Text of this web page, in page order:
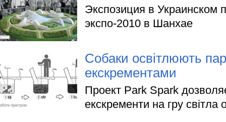
Экспозиция в Украинском
экспо-2010 в Шанхае
Собаки освітлюють
екскрементами
Проект Park Spark
екскременти на гру